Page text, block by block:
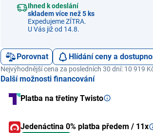
Ihned k odeslání
skladem více než 5 ks
Expedujeme ZÍTRA.
U Vás již od 14.8.
Porovnat Hlídání ceny a
Nejvýhodnější cena za posledních 30 dní: 10 919
Další možnosti financování
Platba na třetiny Twisto
Jedenáctina 0% platba předem / 11x